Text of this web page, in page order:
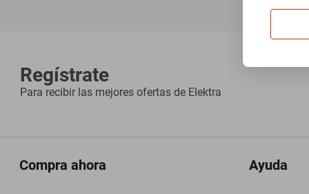
Regístrate
Para recibir las mejores ofertas de Elektra
Compra ahora Ayuda